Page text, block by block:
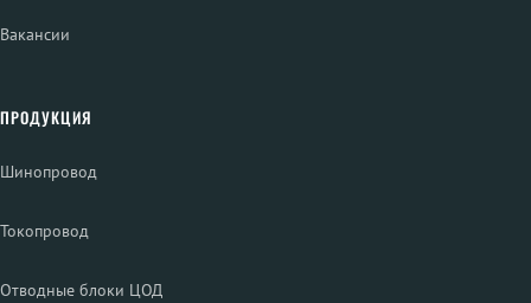
Вакансии
ПРОДУКЦИЯ
Шинопровод
Токопровод
Отводные блоки ЦОД